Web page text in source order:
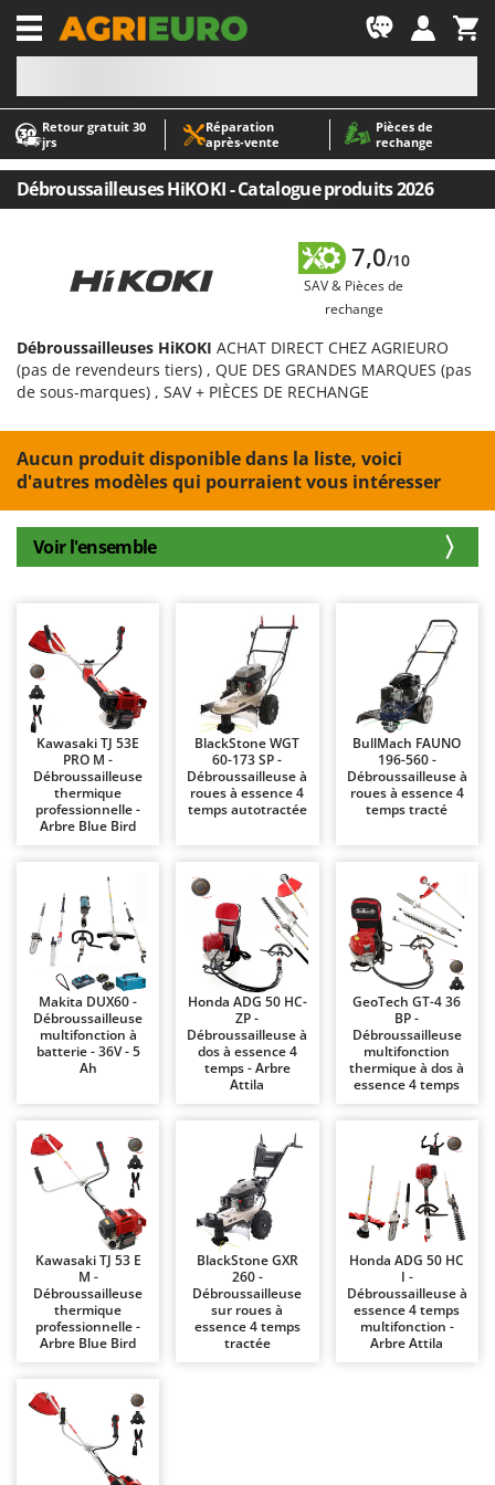
Retour gratuit 30
jrs
Réparation
après‑vente
Pièces de
rechange
-1
A
Abris de jardin
Accessoires pour tracteurs tondeuses autoportés
Aérateurs Scarificateurs pour gazon
Arracheuses de pommes de terre pour tracteur
Aspirateurs - Balais Électriques
Aspirateurs à feuilles sur roues
Aspirateurs de piscine
Atomiseurs agricoles pour tracteurs
Atomiseurs pour traitements
Autolaveuses
Autres produits
Bancs de scie pour le bois - Scies à bûches
Barbecues
Bennes pour tracteur
Brosses pour sols extérieurs
Brouettes à moteur
Broyeurs à axe horizontal pour tracteur
Butteurs pour tracteur
C
Chargeurs de batterie - Démarreurs
Charrues pour tracteur
Chaudrons électriques pour polenta
Cisailles à gazon à batterie
Cisailles taille-haies manuelles
Compresseurs d'air électriques
Compresseurs pour la récolte des olives et la taille
Coupe-bordures - Trimmers
Coupe-branches
Couveuses à œufs
Cultivateurs Tiller à ressorts - Extirpateurs
Décompacteurs agricoles
Découpeurs plasma
Déplaqueuses de gazon
A
AgriEuro Premium
AgriEuro TOP-LINE
Aima
AL-KO
ALA 2000
Ama
Ambrogio Robot
Annovi Reverberi
Arco
Ardes
Ariete
Artus
Attila
Awelco
B
Baesso
Bahco
Barbieri
Batavia
Benassi
Berkel
Bernardi
Bertolini Pumps
Besser Vacuum
Bestway
Beta tools
Bissell
BlackStone
Blue Bird
Bomet
Débroussailleuses HiKOKI - Catalogue produits 2026
7,0/10
SAV & Pièces de
rechange
Débroussailleuses HiKOKI ACHAT DIRECT CHEZ AGRIEURO
(pas de revendeurs tiers) , QUE DES GRANDES MARQUES (pas
de sous-marques) , SAV + PIÈCES DE RECHANGE
Aucun produit disponible dans la liste, voici
d'autres modèles qui pourraient vous intéresser
Voir l'ensemble
Kawasaki TJ 53E
PRO M -
Débroussailleuse
thermique
professionnelle -
Arbre Blue Bird
BlackStone WGT
60-173 SP -
Débroussailleuse à
roues à essence 4
temps autotractée
BullMach FAUNO
196-560 -
Débroussailleuse à
roues à essence 4
temps tracté
Makita DUX60 -
Débroussailleuse
multifonction à
batterie - 36V - 5
Ah
Honda ADG 50 HC-
ZP -
Débroussailleuse à
dos à essence 4
temps - Arbre
Attila
GeoTech GT-4 36
BP -
Débroussailleuse
multifonction
thermique à dos à
essence 4 temps
Kawasaki TJ 53 E
M -
Débroussailleuse
thermique
professionnelle -
Arbre Blue Bird
BlackStone GXR
260 -
Débroussailleuse
sur roues à
essence 4 temps
tractée
Honda ADG 50 HC
I -
Débroussailleuse à
essence 4 temps
multifonction -
Arbre Attila